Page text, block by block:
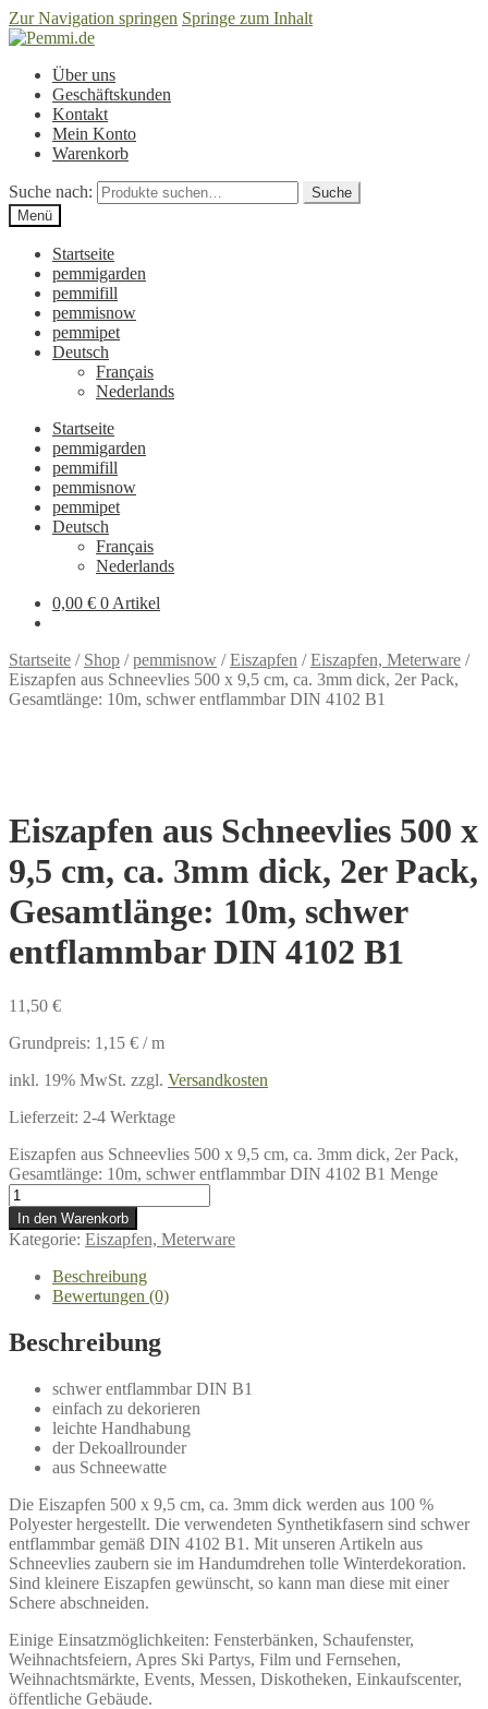
Zur Navigation springen Springe zum Inhalt
Über uns
Geschäftskunden
Kontakt
Mein Konto
Warenkorb
Suche nach:
Suche
Menü
Startseite
pemmigarden
pemmifill
pemmisnow
pemmipet
Deutsch
Français
Nederlands
Startseite
pemmigarden
pemmifill
pemmisnow
pemmipet
Deutsch
Français
Nederlands
0,00 € 0 Artikel
Startseite / Shop /pemmisnow /Eiszapfen /Eiszapfen, Meterware /
Eiszapfen aus Schneevlies 500 x 9,5 cm, ca. 3mm dick, 2er Pack,
Gesamtlänge: 10m, schwer entflammbar DIN 4102 B1
Eiszapfen aus Schneevlies 500 x
9,5 cm, ca. 3mm dick, 2er Pack,
Gesamtlänge: 10m, schwer
entflammbar DIN 4102 B1
11,50 €
Grundpreis: 1,15 € /m
inkl. 19% MwSt. zzgl. Versandkosten
Lieferzeit: 2-4 Werktage
Eiszapfen aus Schneevlies 500 x 9,5 cm, ca. 3mm dick, 2er Pack,
Gesamtlänge: 10m, schwer entflammbar DIN 4102 B1 Menge
In den Warenkorb
Kategorie: Eiszapfen, Meterware
Beschreibung
Bewertungen (0)
Beschreibung
schwer entflammbar DIN B1
einfach zu dekorieren
leichte Handhabung
der Dekoallrounder
aus Schneewatte
Die Eiszapfen 500 x 9,5 cm, ca. 3mm dick werden aus 100 %
Polyester hergestellt. Die verwendeten Synthetikfasern sind schwer
entflammbar gemäß DIN 4102 B1. Mit unseren Artikeln aus
Schneevlies zaubern sie im Handumdrehen tolle Winterdekoration.
Sind kleinere Eiszapfen gewünscht, so kann man diese mit einer
Schere abschneiden.
Einige Einsatzmöglichkeiten: Fensterbänken, Schaufenster,
Weihnachtsfeiern, Apres Ski Partys, Film und Fernsehen,
Weihnachtsmärkte, Events, Messen, Diskotheken, Einkaufscenter,
öffentliche Gebäude.